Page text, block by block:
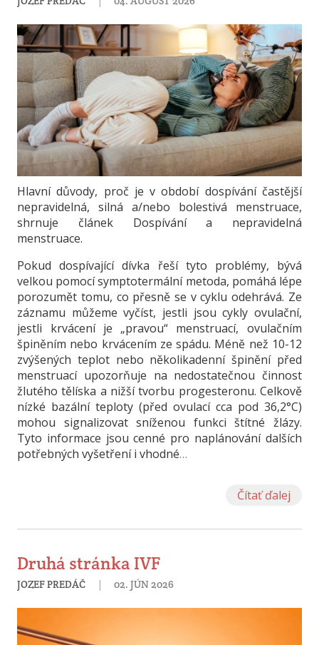
Hlavní důvody, proč je v období dospívání častější
nepravidelná, silná a/nebo bolestivá menstruace,
shrnuje článek Dospívání a nepravidelná
menstruace.
Pokud dospívající dívka řeší tyto problémy, bývá
velkou pomocí symptotermální metoda, pomáhá lépe
porozumět tomu, co přesně se v cyklu odehrává. Ze
záznamu můžeme vyčíst, jestli jsou cykly ovulační,
jestli krvácení je „pravou“ menstruací, ovulačním
špiněním nebo krvácením ze spádu. Méně než 10-12
zvýšených teplot nebo několikadenní špinění před
menstruací upozorňuje na nedostatečnou činnost
žlutého tělíska a nižší tvorbu progesteronu. Celkově
nízké bazální teploty (před ovulací cca pod 36,2°C)
mohou signalizovat sníženou funkci štítné žlázy.
Tyto informace jsou cenné pro naplánování dalších
potřebných vyšetření i vhodné…
Čítať ďalej
Druhá stránka IVF
JOZEF PREDÁČ |02. JÚN 2026